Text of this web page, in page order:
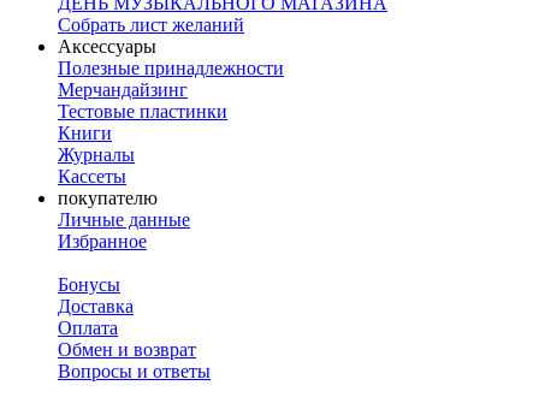
Собрать лист желаний
Аксессуары
Полезные принадлежности
Мерчандайзинг
Тестовые пластинки
Книги
Журналы
Кассеты
покупателю
Личные данные
Избранное
Бонусы
Доставка
Оплата
Обмен и возврат
Вопросы и ответы